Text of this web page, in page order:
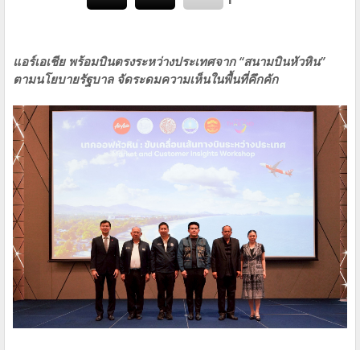
แอร์เอเชีย พร้อมบินตรงระหว่างประเทศจาก “สนามบินหัวหิน”
ตามนโยบายรัฐบาล จัดระดมความเห็นในพื้นที่คึกคัก